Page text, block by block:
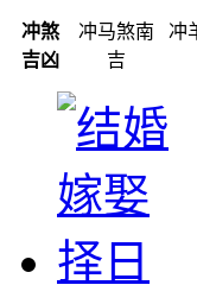
冲煞 冲马煞南 冲
吉凶
吉